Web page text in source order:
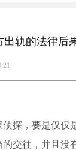
轨的法律后
探，要是仅仅
交往，并且没